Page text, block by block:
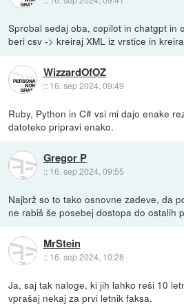
Sprobal sedaj oba, copilot in chatgpt in
beri csv -> kreiraj XML iz vrstice in
WizzardOfOZ
:: 16. sep 2024, 09:49
Ruby, Python in C# vsi mi dajo enake
datoteko pripravi enako.
Gregor P
:: 16. sep 2024, 09:55
Najbrž so to tako osnovne zadeve, da
ne rabiš še posebej dostopa do ostalih
MrStein
:: 16. sep 2024, 10:28
Ja, saj tak naloge, ki jih lahko reši 10
vprašaj nekaj za prvi letnik faksa.